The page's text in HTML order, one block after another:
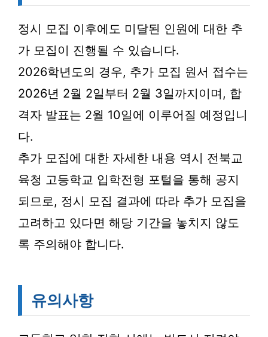
정시 모집 이후에도 미달된 인원에 대한 추
가 모집이 진행될 수 있습니다.
2026학년도의 경우, 추가 모집 원서 접수는
2026년 2월 2일부터 2월 3일까지이며, 합
격자 발표는 2월 10일에 이루어질 예정입니
다.
추가 모집에 대한 자세한 내용 역시 전북교
육청 고등학교 입학전형 포털을 통해 공지
되므로, 정시 모집 결과에 따라 추가 모집을
고려하고 있다면 해당 기간을 놓치지 않도
록 주의해야 합니다.
유의사항